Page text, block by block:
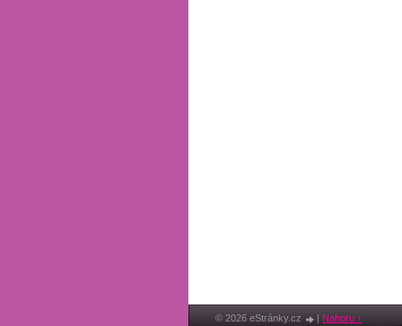
© 2026 eStránky.cz | Nahoru ↑